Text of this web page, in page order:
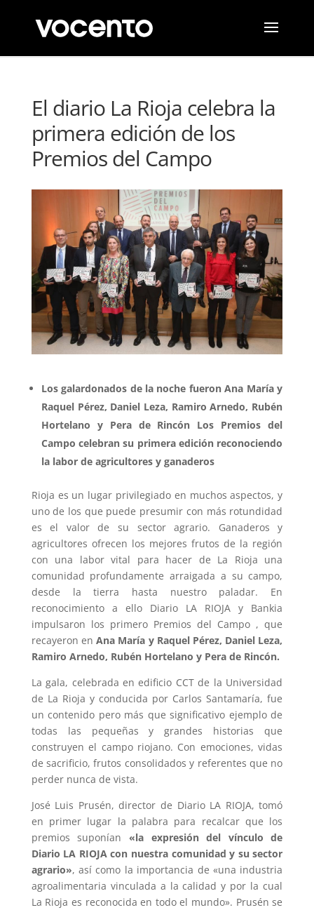
El diario La Rioja celebra la
primera edición de los
Premios del Campo
Los galardonados de la noche fueron Ana María y
Raquel Pérez, Daniel Leza, Ramiro Arnedo, Rubén
Hortelano y Pera de Rincón Los Premios del
Campo celebran su primera edición reconociendo
la labor de agricultores y ganaderos
Rioja es un lugar privilegiado en muchos aspectos, y
uno de los que puede presumir con más rotundidad
es el valor de su sector agrario. Ganaderos y
agricultores ofrecen los mejores frutos de la región
con una labor vital para hacer de La Rioja una
comunidad profundamente arraigada a su campo,
desde la tierra hasta nuestro paladar. En
reconocimiento a ello Diario LA RIOJA y Bankia
impulsaron los primero Premios del Campo , que
recayeron enAna María y Raquel Pérez, Daniel Leza,
Ramiro Arnedo, Rubén Hortelano y Pera de Rincón.
La gala, celebrada en edificio CCT de la Universidad
de La Rioja y conducida por Carlos Santamaría, fue
un contenido pero más que significativo ejemplo de
todas las pequeñas y grandes historias que
construyen el campo riojano. Con emociones, vidas
de sacrificio, frutos consolidados y referentes que no
perder nunca de vista.
José Luis Prusén, director de Diario LA RIOJA, tomó
en primer lugar la palabra para recalcar que los
premios suponían «la expresión del vínculo de
Diario LA RIOJA con nuestra comunidad y su sector
agrario», así como la importancia de «una industria
agroalimentaria vinculada a la calidad y por la cual
La Rioja es reconocida en todo el mundo». Prusén se